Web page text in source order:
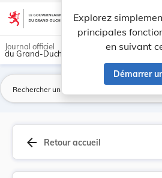
Aller au contenu account_circle
Explorez
principales
en suivant
Démarrer
Journal officiel
du Grand-Duché de Luxembourg
arrow_back Retour accueil